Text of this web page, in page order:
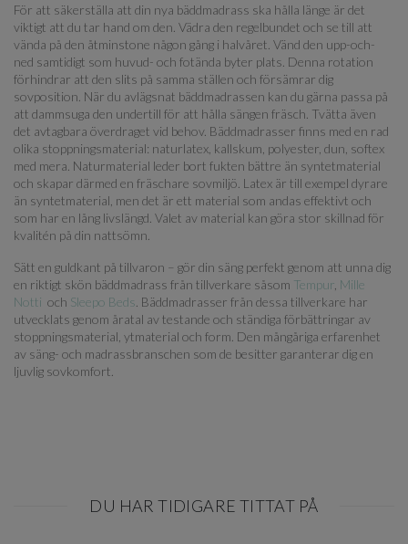
För att säkerställa att din nya bäddmadrass ska hålla länge är det
viktigt att du tar hand om den. Vädra den regelbundet och se till att
vända på den åtminstone någon gång i halvåret. Vänd den upp-och-
ned samtidigt som huvud- och fotända byter plats. Denna rotation
förhindrar att den slits på samma ställen och försämrar dig
sovposition. När du avlägsnat bäddmadrassen kan du gärna passa på
att dammsuga den undertill för att hålla sängen fräsch. Tvätta även
det avtagbara överdraget vid behov. Bäddmadrasser finns med en rad
olika stoppningsmaterial: naturlatex, kallskum, polyester, dun, softex
med mera. Naturmaterial leder bort fukten bättre än syntetmaterial
och skapar därmed en fräschare sovmiljö. Latex är till exempel dyrare
än syntetmaterial, men det är ett material som andas effektivt och
som har en lång livslängd. Valet av material kan göra stor skillnad för
kvalitén på din nattsömn.
Sätt en guldkant på tillvaron – gör din säng perfekt genom att unna dig
en riktigt skön bäddmadrass från tillverkare såsom Tempur Mille
Notti och Sleepo Beds . Bäddmadrasser från dessa tillverkare har
utvecklats genom åratal av testande och ständiga förbättringar av
stoppningsmaterial, ytmaterial och form. Den mångåriga erfarenhet
av säng- och madrassbranschen som de besitter garanterar dig en
ljuvlig sovkomfort.
DU HAR TIDIGARE TITTAT PÅ